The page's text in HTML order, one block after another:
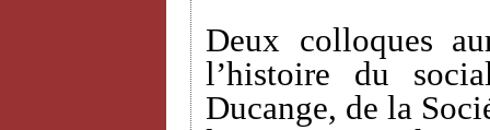
Deux colloques
l’histoire du
Ducange, de la